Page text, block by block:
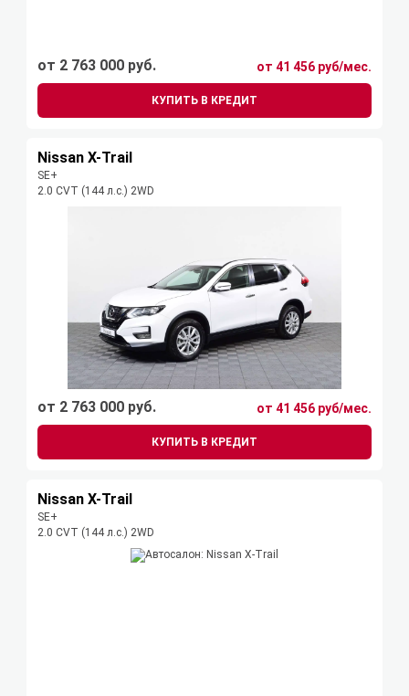
от 2 763 000 руб. от 41 456 руб/мес.
КУПИТЬ В КРЕДИТ
Nissan X-Trail
SE+
2.0 CVT (144 л.с.) 2WD
от 2 763 000 руб. от 41 456 руб/мес.
КУПИТЬ В КРЕДИТ
Nissan X-Trail
SE+
2.0 CVT (144 л.с.) 2WD